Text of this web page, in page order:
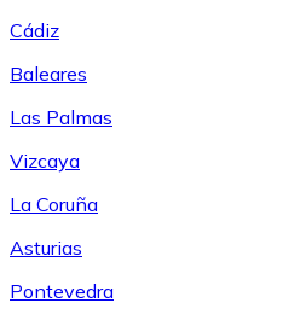
Cádiz
Baleares
Las Palmas
Vizcaya
La Coruña
Asturias
Pontevedra